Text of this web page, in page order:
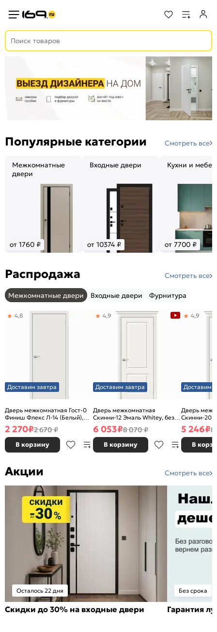
Популярные категории Смотреть все
Межкомнатные
двери
от 1760 ₽
Входные двери
от 10374 ₽
Кухни и
от 7700 ₽
Распродажа Смотреть все
Межкомнатные двери Входные двери Фурнитура
Доставим завтра
Дверь межкомнатная Гост-0
Финиш Флекс Л-14 (Белый),
глухая, каркасно-щитовая
4,8
2 270₽2 670 ₽
В корзину
Доставим завтра
Дверь межкомнатная
Скинни-12 Эмаль Whitey, без
декора, глухая, без стекла,
без кромки, скиновая
4,9
6 053₽8 070 ₽
В корзину
Доставим
Дверь
Скинни-20
декора,
без кромки,
4,9
5 246₽8
В
Акции Смотреть все
Осталось 22 дня
Скидки до 30% на входные двери
Без срока
Гарантия